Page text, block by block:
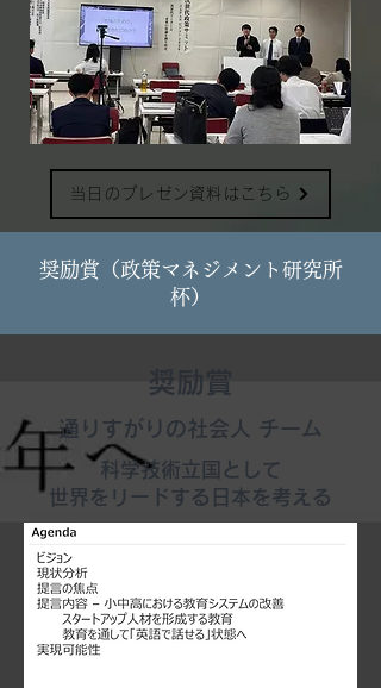
当日のプレゼン資料はこちら
奨励賞（政策マネジメント研究所
杯）
奨励賞
​通りすがりの社会人 チーム
科学技術立国として
世界をリードする日本を考える